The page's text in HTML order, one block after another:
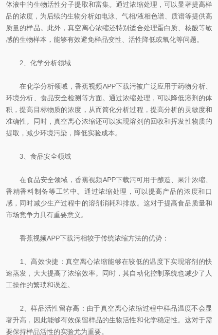
体液中的生物活性分子提取和富集。通过浓缩处理，可以显著提高样
品的浓度，为后续的生物分析如电泳、气相/液相色谱、质谱等提供高
质量的样品。此外，真空离心浓缩还特别适合处理蛋白质、核酸等敏
感的生物样本，能够有效避免样品变性、活性降低或氧化等问题。
2、化学分析领域
在化学分析领域，香蕉视频APP下载污被广泛应用于药物分析、
环境分析、食品安全检测等方面。通过浓缩处理，可以降低溶剂的体
积，提高目标物质的浓度，从而简化分析过程，提高分析的灵敏度和
准确性。同时，真空离心浓缩还可以实现溶剂的回收和挥发性物质的
提取，减少环境污染，降低实验成本。
3、食品安全领域
在食品安全领域，香蕉视频APP下载污可用于酿造、果汁浓缩、
香精香料制备等工艺中。通过浓缩处理，可以提高产品的浓度和口
感，同时减少生产过程中的溶剂消耗和排放。这对于提高食品质量和
市场竞争力具有重要意义。
香蕉视频APP下载污相较于传统浓缩方法的优势：
1、高效快捷：真空离心浓缩能够在较低的温度下实现溶剂的快
速蒸发，大大提高了浓缩效率。同时，其自动化控制系统也减少了人
工操作的繁琐和误差。
2、样品活性留存高：由于真空离心浓缩过程中样品温度不会显
著升高，因此能够有效保留样品的生物活性和化学稳定性。这对于需
要保持样品活性的实验尤为重要。